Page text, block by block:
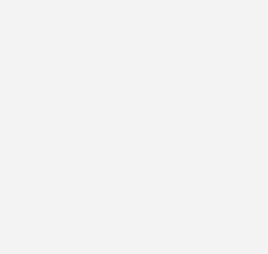
Herkunftsnachweisen, die Vermarktung von
Ausgleich des Strombedarfs während die
kümmern. „Oft übersteigt das das
der Betreiber“, erklären die Fachleute
gibt es auch Dienstleister, die sich genau dieses
im Netz erwartet
Geschäftsmodelle klare Vorteile vor allem für
wurde immer wieder befürchtet, wenn
in den Leitungen steigt. Zudem tragen